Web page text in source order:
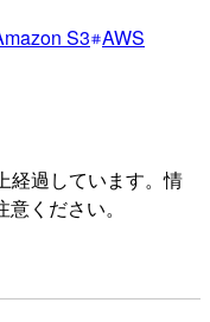
S3 AWS
経過しています。情
ください。